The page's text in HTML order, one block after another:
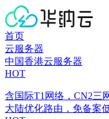
首页
云服务器
中国香港云服务器
HOT
含国际T1网络，CN2三
大陆优化路由，免备案